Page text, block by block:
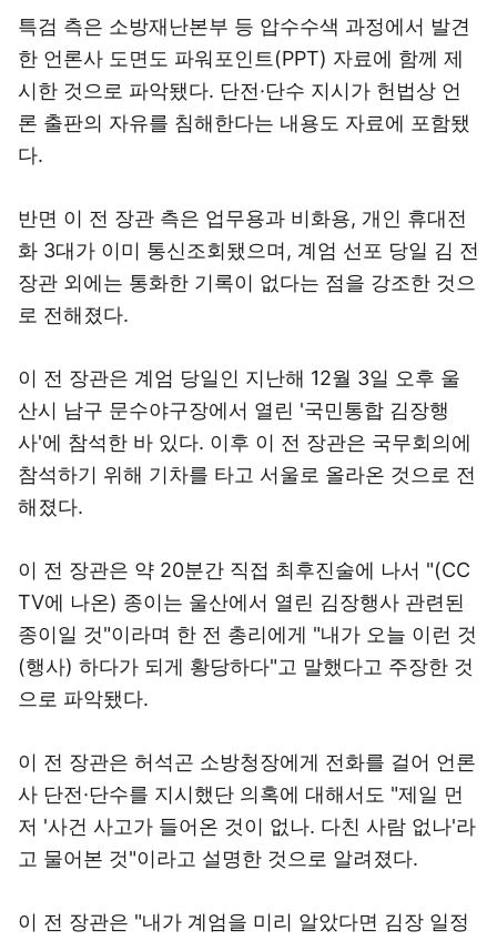
특검 측은 소방재난본부 등 압수수색 과정에서 발견
한 언론사 도면도 파워포인트(PPT) 자료에 함께 제
시한 것으로 파악됐다. 단전·단수 지시가 헌법상 언
론 출판의 자유를 침해한다는 내용도 자료에 포함됐
다.
반면 이 전 장관 측은 업무용과 비화용, 개인 휴대전
화 3대가 이미 통신조회됐으며, 계엄 선포 당일 김 전
장관 외에는 통화한 기록이 없다는 점을 강조한 것으
로 전해졌다.
이 전 장관은 계엄 당일인 지난해 12월 3일 오후 울
산시 남구 문수야구장에서 열린 '국민통합 김장행
사'에 참석한 바 있다. 이후 이 전 장관은 국무회의에
참석하기 위해 기차를 타고 서울로 올라온 것으로 전
해졌다.
이 전 장관은 약 20분간 직접 최후진술에 나서 "(CC
TV에 나온) 종이는 울산에서 열린 김장행사 관련된
종이일 것"이라며 한 전 총리에게 "내가 오늘 이런 것
(행사) 하다가 되게 황당하다"고 말했다고 주장한 것
으로 파악됐다.
이 전 장관은 허석곤 소방청장에게 전화를 걸어 언론
사 단전·단수를 지시했단 의혹에 대해서도 "제일 먼
저 '사건 사고가 들어온 것이 없나. 다친 사람 없나'라
고 물어본 것"이라고 설명한 것으로 알려졌다.
이 전 장관은 "내가 계엄을 미리 알았다면 김장 일정